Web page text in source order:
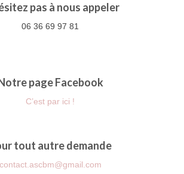
pas à nous appeler
06 36 69 97 81
page Facebook
C’est par ici !
tout autre demande
contact.ascbm@gmail.com